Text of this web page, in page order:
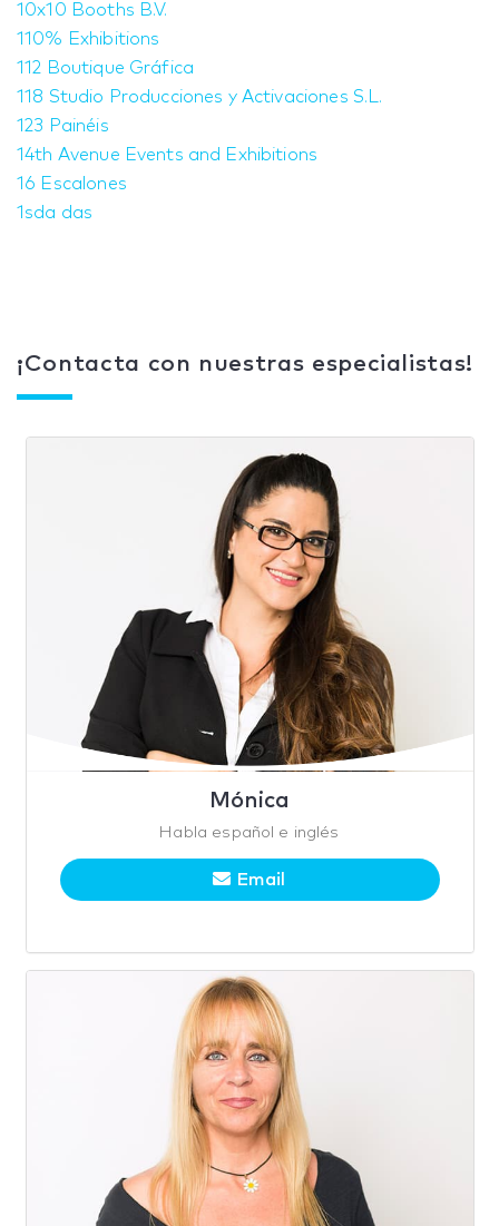
10x10 Booths B.V.
110% Exhibitions
112 Boutique Gráfica
118 Studio Producciones y Activaciones S.L.
123 Painéis
14th Avenue Events and Exhibitions
16 Escalones
1sda das
¡Contacta con nuestras especialistas!
Mónica
Habla español e inglés
Email